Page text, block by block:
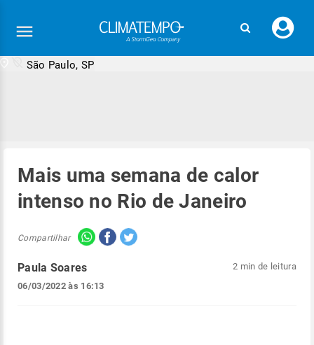
seu
São Paulo, SP
Mais uma semana de calor
intenso no Rio de Janeiro
Compartilhar
Paula Soares
06/03/2022 às 16:13
2 min de leitura